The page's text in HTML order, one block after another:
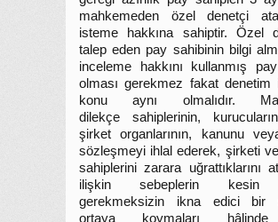
mahkemeden özel denetçi
isteme hakkına sahiptir. Özel
talep eden pay sahibinin bilgi
inceleme hakkını kullanmış
olması gerekmez fakat denetim
konu aynı olmalıdır.
dilekçe sahiplerinin,
şirket organlarının, kanunu
sözleşmeyi ihlal ederek, şirketi
sahiplerini zarara uğrattıklarını
ilişkin sebeplerin kesin
gerekmeksizin ikna edici bir
ortaya koymaları